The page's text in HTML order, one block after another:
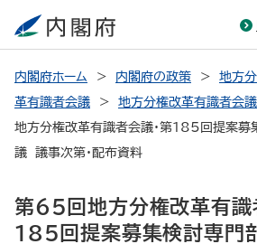
内閣府ホーム 内閣府の政策 地方
革有識者会議
地方分権改革有識者会
地方分権改革有識者会議・第185回提案募
議 議事次第・配布資料
第65回地方分権改革有識
185回提案募集検討専門